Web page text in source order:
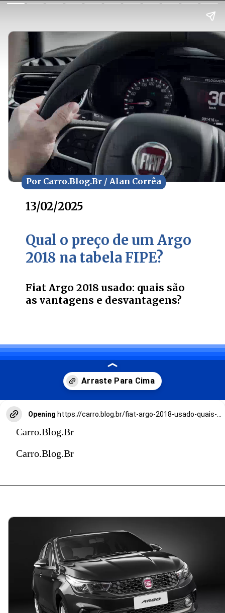
Qual o preço de um Argo
2018 na tabela FIPE?
Por Carro.Blog.Br / Alan Corrêa
Por Carro.Blog.Br / Alan Corrêa
Fiat Argo 2018 usado: quais são
as vantagens e desvantagens?
13/02/2025
Opening https://carro.blog.br/fiat-argo-2018-usado-quais-sao-as-vantagens-e-desvantagens.html
Carro.Blog.Br
Carro.Blog.Br